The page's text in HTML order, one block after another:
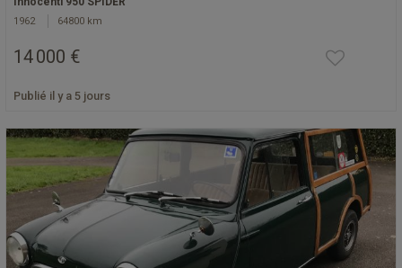
1962 64800 km
14 000 €
Publié il y a 5 jours